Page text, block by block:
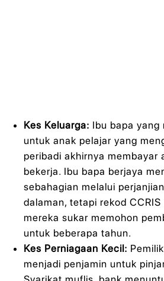
Kes Keluarga: Ibu bapa yang
untuk anak pelajar yang
peribadi akhirnya membayar
bekerja. Ibu bapa berjaya
sebahagian melalui
dalaman, tetapi rekod
mereka sukar memohon
untuk beberapa tahun.
Kes Perniagaan Kecil:
menjadi penjamin untuk